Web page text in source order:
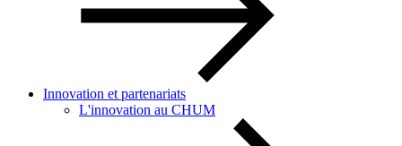
Innovation et partenariats
L'innovation au CHUM